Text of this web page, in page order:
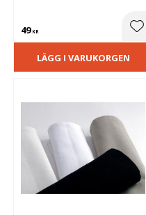
och fräsch känsla till ditt kök.
49KR
LÄGG I VARUKORGEN